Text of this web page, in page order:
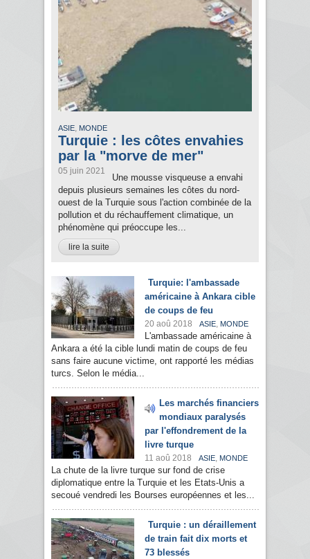
ASIE, MONDE
Turquie : les côtes envahies
par la "morve de mer"
05 juin 2021
Une mousse visqueuse a envahi
depuis plusieurs semaines les côtes du nord-
ouest de la Turquie sous l'action combinée de la
pollution et du réchauffement climatique, un
phénomène qui préoccupe les...
lire la suite
Turquie: l'ambassade
américaine à Ankara cible
de coups de feu
20 aoû 2018 ASIE, MONDE
L'ambassade américaine à
Ankara a été la cible lundi matin de coups de feu
sans faire aucune victime, ont rapporté les médias
turcs. Selon le média...
Les marchés financiers
mondiaux paralysés
par l'effondrement de la
livre turque
11 aoû 2018 ASIE, MONDE
La chute de la livre turque sur fond de crise
diplomatique entre la Turquie et les Etats-Unis a
secoué vendredi les Bourses européennes et les...
Turquie : un déraillement
de train fait dix morts et
73 blessés